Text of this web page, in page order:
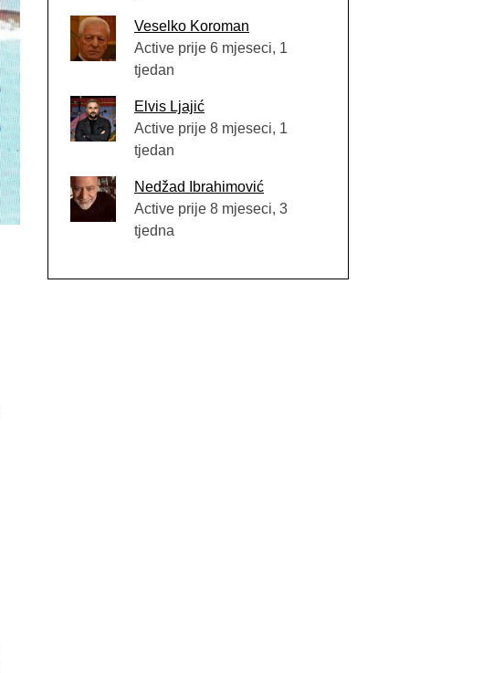
Veselko Koroman
Active prije 6 mjeseci, 1
tjedan
Elvis Ljajić
Active prije 8 mjeseci, 1
tjedan
Nedžad Ibrahimović
Active prije 8 mjeseci, 3
tjedna